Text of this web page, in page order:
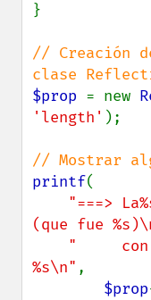
}
// Creación
$prop = new
'length' );
printf(
"===>
(que fue
"     con
%s\n" ,
$prop